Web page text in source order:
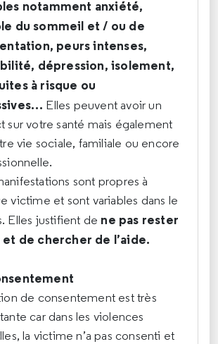
notamment anxiété,
du sommeil et / ou de
peurs intenses,
dépression, isolement,
à risque ou
Elles peuvent avoir un
sur votre santé mais également
vie sociale, familiale ou encore
sont propres à
victime et sont variables dans le
Elles justifient de ne pas rester
et de chercher de l’aide.
de consentement est très
car dans les violences
la victime n’a pas consenti et